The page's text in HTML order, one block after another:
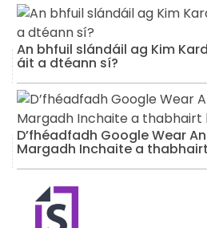
An bhfuil slándáil ag Kim
áit a dtéann sí?
D’fhéadfadh Google Wear
Margadh Inchaite a